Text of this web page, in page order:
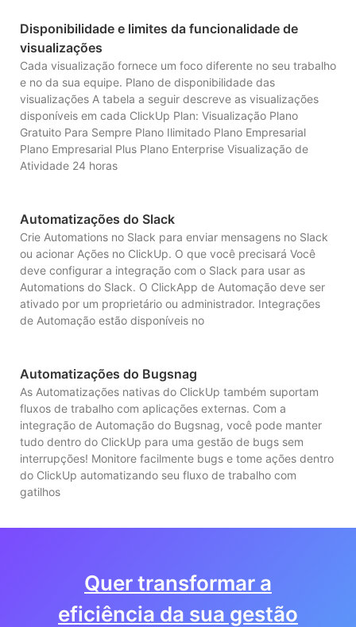
Disponibilidade e limites da funcionalidade de
visualizações
Cada visualização fornece um foco diferente no seu trabalho
e no da sua equipe. Plano de disponibilidade das
visualizações A tabela a seguir descreve as visualizações
disponíveis em cada ClickUp Plan: Visualização Plano
Gratuito Para Sempre Plano Ilimitado Plano Empresarial
Plano Empresarial Plus Plano Enterprise Visualização de
Atividade 24 horas
Automatizações do Slack
Crie Automations no Slack para enviar mensagens no Slack
ou acionar Ações no ClickUp. O que você precisará Você
deve configurar a integração com o Slack para usar as
Automations do Slack. O ClickApp de Automação deve ser
ativado por um proprietário ou administrador. Integrações
de Automação estão disponíveis no
Automatizações do Bugsnag
As Automatizações nativas do ClickUp também suportam
fluxos de trabalho com aplicações externas. Com a
integração de Automação do Bugsnag, você pode manter
tudo dentro do ClickUp para uma gestão de bugs sem
interrupções! Monitore facilmente bugs e tome ações dentro
do ClickUp automatizando seu fluxo de trabalho com
gatilhos
Quer transformar a
eficiência da sua gestão